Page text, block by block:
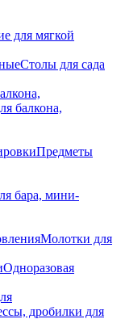
для мягкой
Столы для сада
балкона,
Предметы
бара, мини-
Молотки для
Одноразовая
дробилки для